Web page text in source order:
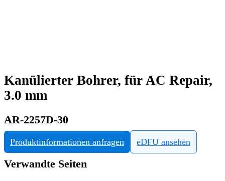
Kanülierter Bohrer, für AC Repair,
3.0 mm
AR-2257D-30
Produktinformationen anfragen eDFU ansehen
Verwandte Seiten